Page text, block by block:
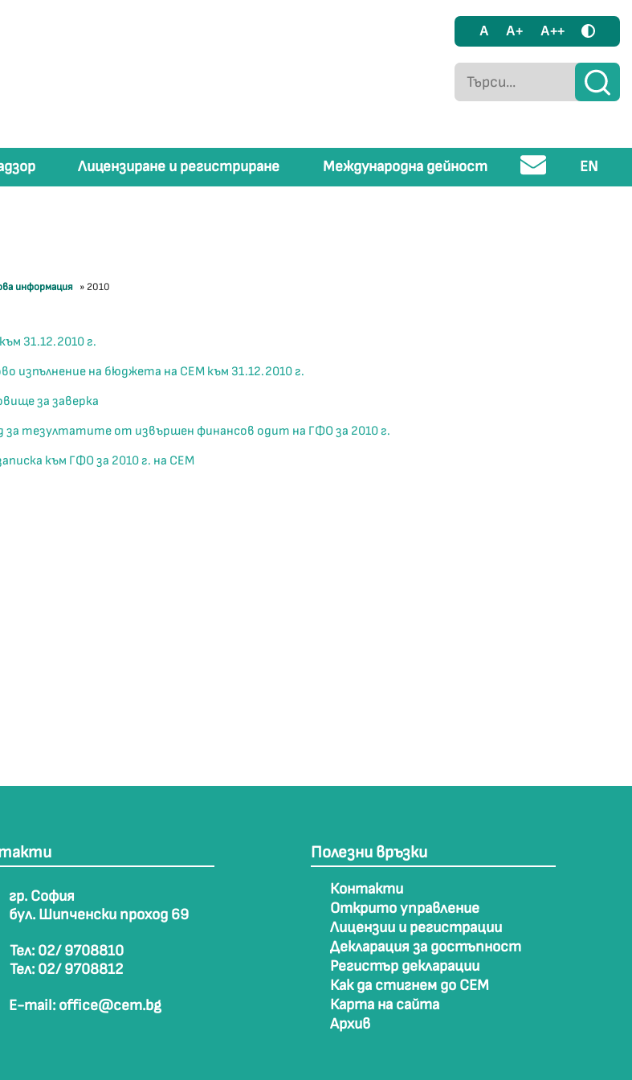
A A+ A++
Лицензиране и регистриране Международна дейност EN
информация » 2010
31.12.2010 г.
изпълнение на бюджета на СЕМ към 31.12.2010 г.
за заверка
за тезултатите от извършен финансов одит на ГФО за 2010 г.
към ГФО за 2010 г. на СЕМ
гр. София
бул. Шипченски проход 69
Тел: 02/ 9708810
Тел: 02/ 9708812
E-mail: office@cem.bg
Полезни връзки
Контакти
Открито управление
Лицензии и регистрации
Декларация за достъпност
Регистър декларации
Как да стигнем до СЕМ
Карта на сайта
Архив